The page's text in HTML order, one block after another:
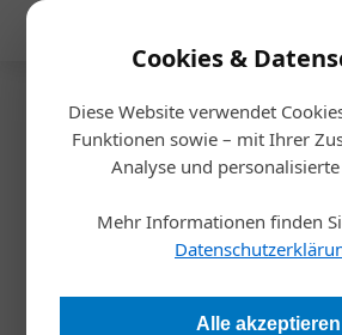
Cookies &
Diese Website verwendet
Funktionen sowie – mit Ihrer
Analyse und
Mehr Informationen finden
Alle akzeptieren
Startseite/Steuertipp
Der neue Kampf